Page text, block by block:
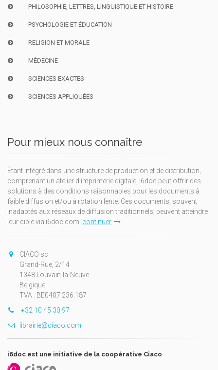
PHILOSOPHIE, LETTRES, LINGUISTIQUE ET HISTOIRE
PSYCHOLOGIE ET ÉDUCATION
RELIGION ET MORALE
MÉDECINE
SCIENCES EXACTES
SCIENCES APPLIQUÉES
Pour mieux nous connaître
Étant intégré dans une structure de production et de distribution,
comprenant un atelier d'imprimerie digitale, i6doc peut offrir des
solutions à des conditions raisonnables pour les documents à
faible diffusion et/ou à rotation lente. Ces documents, souvent
inadaptés aux réseaux de diffusion traditionnels, peuvent atteindre
leur cible via i6doc.com. continuer
CIACO sc
Grand-Rue, 2/14
1348 Louvain-la-Neuve
Belgique
TVA : BE0407.236.187
+32 10 45 30 97
librairie@ciaco.com
i6doc est une initiative de la coopérative Ciaco